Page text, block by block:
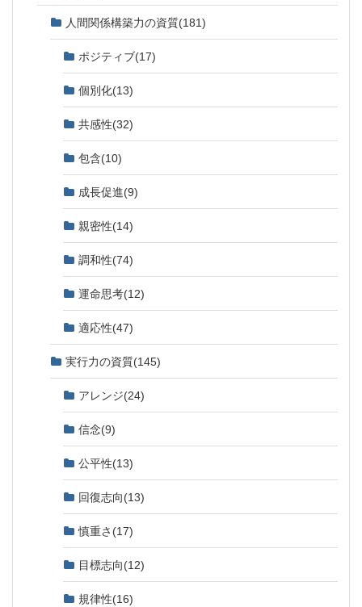
人間関係構築力の資質(181)
ポジティブ(17)
個別化(13)
共感性(32)
包含(10)
成長促進(9)
親密性(14)
調和性(74)
運命思考(12)
適応性(47)
実行力の資質(145)
アレンジ(24)
信念(9)
公平性(13)
回復志向(13)
慎重さ (17)
目標志向(12)
規律性(16)